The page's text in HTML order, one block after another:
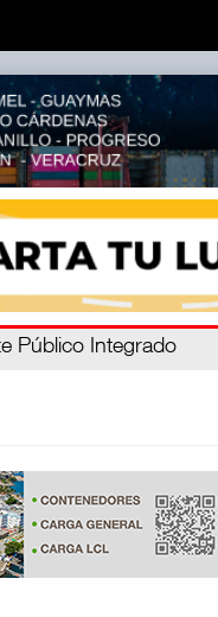
Público Integrado